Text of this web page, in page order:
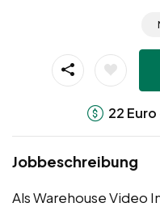
22 Euro
Jobbeschreibung
Als Warehouse Video